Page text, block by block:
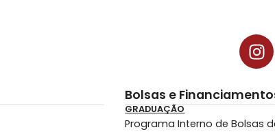
Bolsas e
GRADUAÇÃO
Programa Interno de Bolsas